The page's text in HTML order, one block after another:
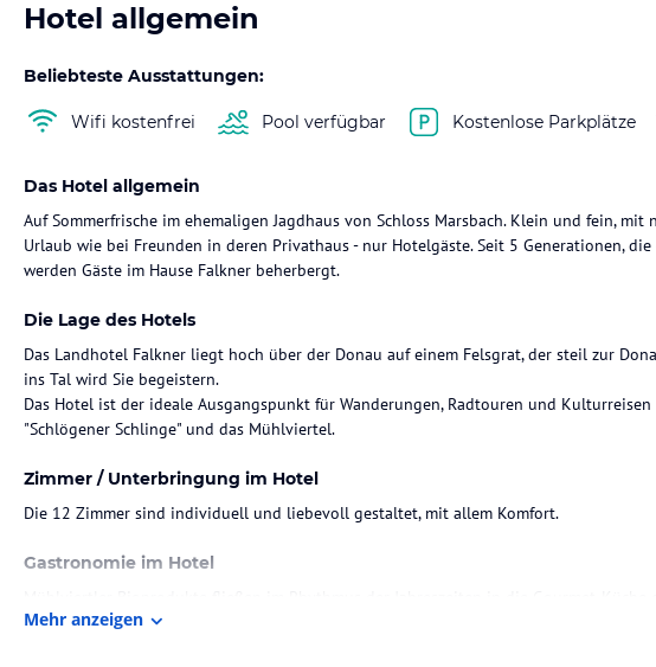
Hotel allgemein
Beliebteste Ausstattungen:
Wifi kostenfrei Pool verfügbar Kostenlose Parkplätze
Das Hotel allgemein
Auf Sommerfrische im ehemaligen Jagdhaus von Schloss Marsbach. Klein und fein, mit
Urlaub wie bei Freunden in deren Privathaus - nur Hotelgäste. Seit 5 Generationen,
Die Lage des Hotels
Das Landhotel Falkner liegt hoch über der Donau auf einem Felsgrat, der steil zur
ins Tal wird Sie begeistern.
Das Hotel ist der ideale Ausgangspunkt für Wanderungen, Radtouren und
Zimmer / Unterbringung im Hotel
Die 12 Zimmer sind individuell und liebevoll gestaltet, mit allem Komfort.
Gastronomie im Hotel
ausgesuchtes Sortiment einheimischer Spitzenweine.
Mehr anzeigen